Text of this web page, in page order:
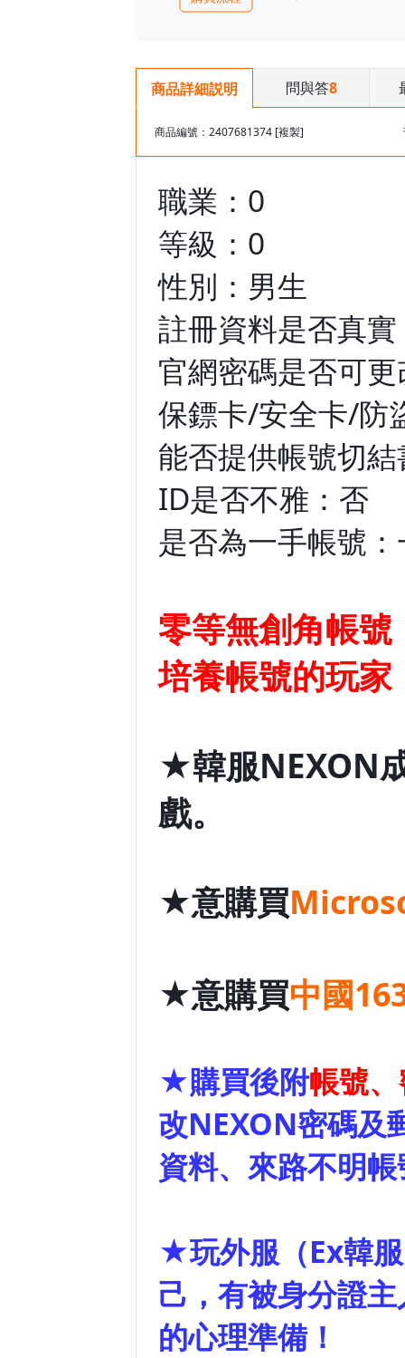
商品詳細説明 問與答8
商品編號：2407681374 [複製]
職業：0
等級：0
性別：男生
註冊資料是否真
官網密碼是否可
保鏢卡/安全卡/防
能否提供帳號切
ID是否不雅：否
是否為一手帳號
零等無創角帳
培養帳號的玩家
★韓服NEXON
戲。
★意購買
★意購買中國
★購買後附帳號
改NEXON密碼及
資料、來路不明
★玩外服（Ex韓
己，有被身分證
的心理準備！